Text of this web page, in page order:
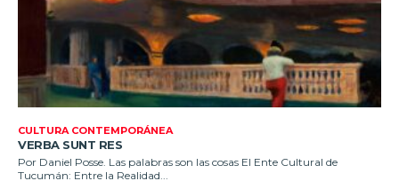
CULTURA CONTEMPORÁNEA
VERBA SUNT RES
Por Daniel Posse. Las palabras son las cosas El Ente Cultural de
Tucumán: Entre la Realidad...